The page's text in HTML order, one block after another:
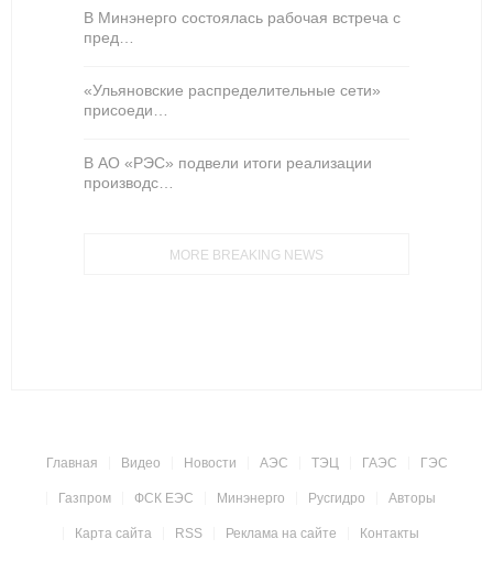
В Минэнерго состоялась рабочая встреча с
пред…
«Ульяновские распределительные сети»
присоеди…
В АО «РЭС» подвели итоги реализации
производс…
MORE BREAKING NEWS
Главная Видео Новости АЭС ТЭЦ ГАЭС ГЭС
Газпром ФСК ЕЭС Минэнерго Русгидро Авторы
Карта сайта RSS Реклама на сайте Контакты